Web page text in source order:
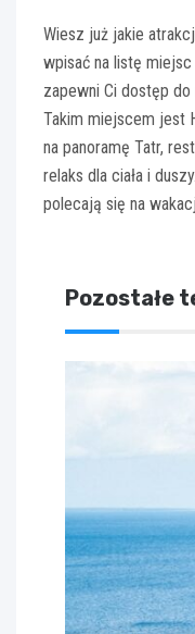
Wiesz już jakie
wpisać na listę
zapewni Ci dostęp
Takim miejscem jest
na panoramę Tatr,
relaks dla ciała i
polecają się na
Pozostałe